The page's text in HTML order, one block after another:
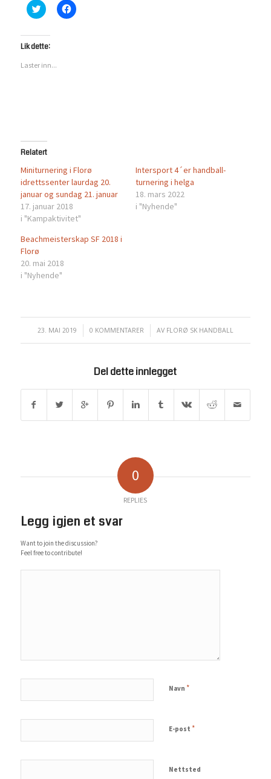
Klikk
for
på
Twitter(åpnes
en
ny
Klikk
for
Lik dette:
Laster inn...
Relatert
Miniturnering i Florø
idrettssenter laurdag 20.
januar og sundag 21. januar
17. januar 2018
i "Kampaktivitet"
Intersport 4´er handball-
turnering i helga
18. mars 2022
i "Nyhende"
Beachmeisterskap SF 2018 i
Florø
20. mai 2018
i "Nyhende"
23. MAI 2019
/ 0 KOMMENTARER
/ AV FLORØ SK HANDBALL
Del dette innlegget
0
REPLIES
Legg igjen et svar
Want to join the discussion?
Feel free to contribute!
Navn *
E-post *
Nettsted